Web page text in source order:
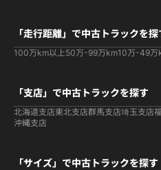
「走行距離」で中古トラックを探
100万km以上50万-99万km10万-49万
「支店」で中古トラックを探す
北海道支店東北支店群馬支店埼玉支店
沖縄支店
「サイズ」で中古トラックを探す